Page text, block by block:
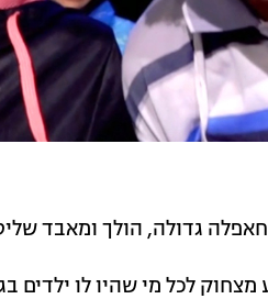
גדולה, הולך ומאבד
לכל מי שהיו לו ילדים